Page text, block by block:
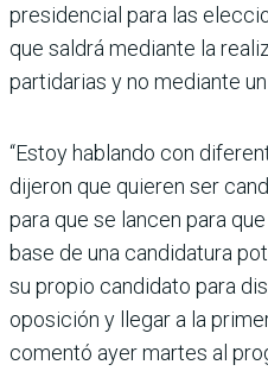
presi­dencial para las
que sal­drá mediante la
partidarias y no mediante
“Estoy hablando con
dije­ron que quieren ser
para que se lancen para
base de una candidatura
su pro­pio candidato para
oposición y llegar a la
comentó ayer martes al